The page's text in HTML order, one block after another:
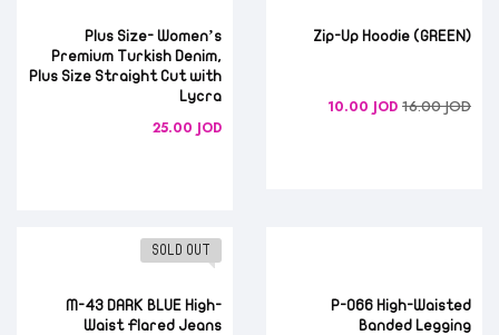
(GREEN) Zip-Up Hoodie
16.00JOD
10.00 JOD
Plus Size- Women’s
Premium Turkish Denim,
Plus Size Straight Cut with
Lycra
25.00 JOD
P-066 High-Waisted
Banded Legging
SOLD OUT
M-43 DARK BLUE High-
Waist Flared Jeans